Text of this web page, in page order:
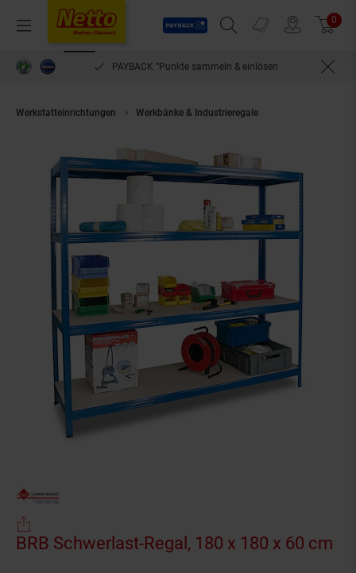
Menü
Payback
Suchfeld einblenden
Prospekte 0
PAYBACK °Punkte sammeln & einlösen
Werkstatteinrichtungen Werkbänke & Industrieregale
BRB Schwerlast-Regal, 180 x 180 x 60 cm